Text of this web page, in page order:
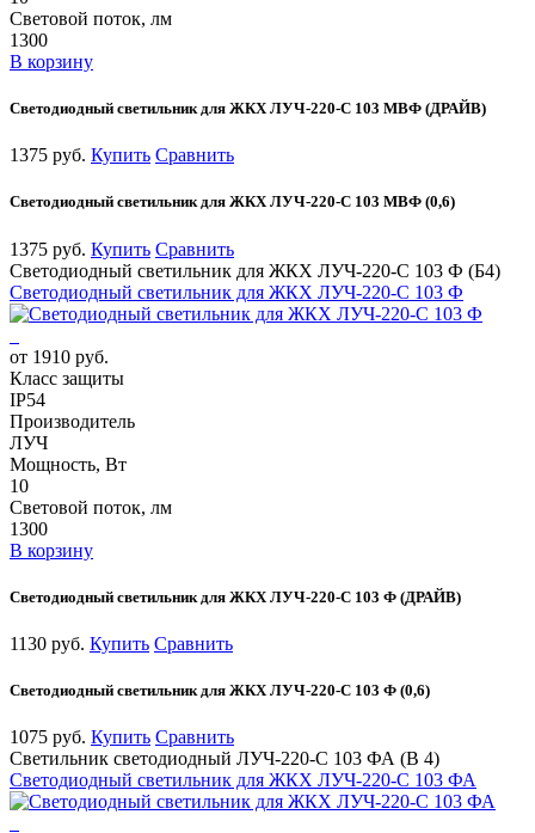
Световой поток, лм
1300
В корзину
Светодиодный светильник для ЖКХ ЛУЧ-220-С 103 МВФ (ДРАЙВ)
1375 руб. Купить Сравнить
Светодиодный светильник для ЖКХ ЛУЧ-220-С 103 МВФ (0,6)
1375 руб. Купить Сравнить
Светодиодный светильник для ЖКХ ЛУЧ-220-С 103 Ф (Б4)
Светодиодный светильник для ЖКХ ЛУЧ-220-С 103 Ф
от 1910 руб.
Класс защиты
IP54
Производитель
ЛУЧ
Мощность, Вт
10
Световой поток, лм
1300
В корзину
Светодиодный светильник для ЖКХ ЛУЧ-220-С 103 Ф (ДРАЙВ)
1130 руб. Купить Сравнить
Светодиодный светильник для ЖКХ ЛУЧ-220-С 103 Ф (0,6)
1075 руб. Купить Сравнить
Светильник светодиодный ЛУЧ-220-С 103 ФА (В 4)
Светодиодный светильник для ЖКХ ЛУЧ-220-С 103 ФА